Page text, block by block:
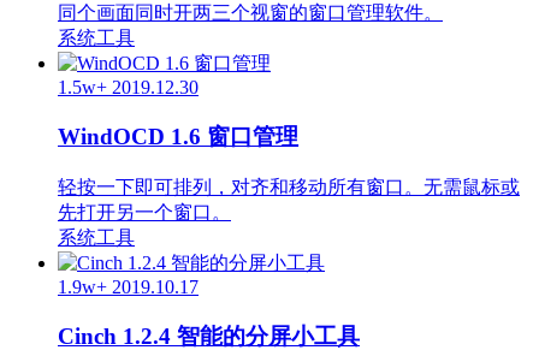
同个画面同时开两三个视窗的窗口管理软件。
系统工具
1.5w+ 2019.12.30
WindOCD 1.6 窗口管理
轻按一下即可排列，对齐和移动所有窗口。无需鼠标或
先打开另一个窗口。
系统工具
1.9w+ 2019.10.17
Cinch 1.2.4 智能的分屏小工具